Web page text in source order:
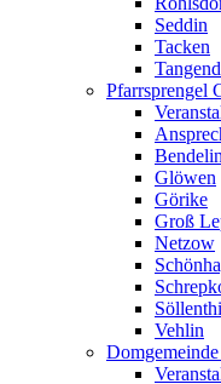
Seddin
Tacken
Pfarrsprengel
Bendelin
Glöwen
Görike
Groß
Netzow
Vehlin